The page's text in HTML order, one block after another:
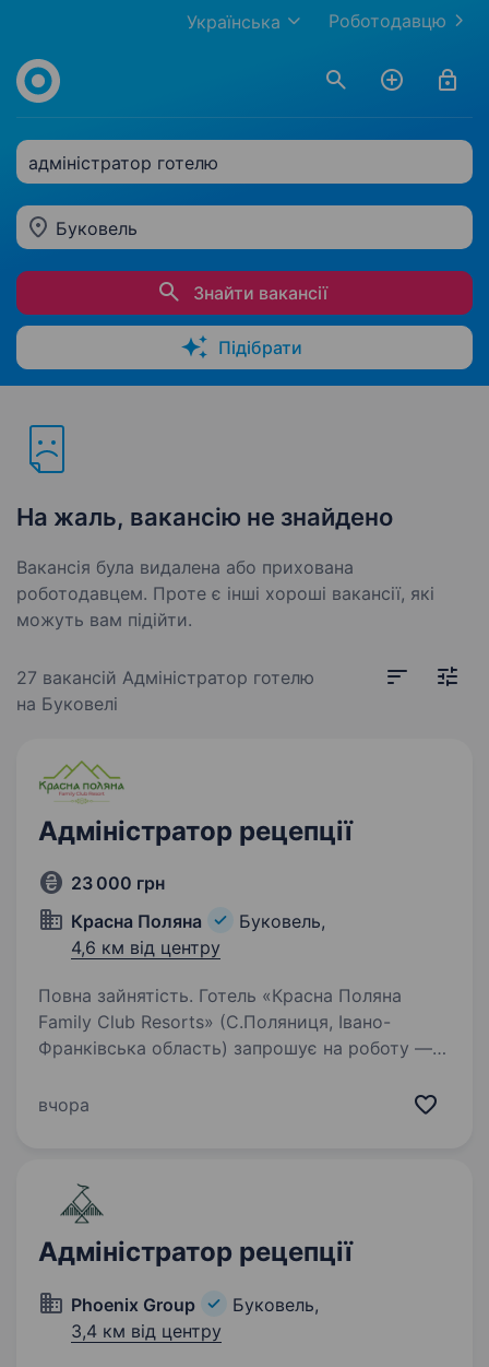
Роботодавцю
Українська
адміністратор готелю
Буковель
Знайти вакансії
Підібрати
На жаль, вакансію не знайдено
Вакансія була видалена або прихована
роботодавцем. Проте є інші хороші вакансії, які
можуть вам підійти.
27 вакансій Адміністратор готелю
на Буковелі
Адміністратор рецепції
23 000 грн
Красна Поляна
Буковель,
4,6 км від центру
Повна зайнятість. Готель «Красна Поляна
Family Club Resorts» (С.Поляниця, Івано-
Франківська область) запрошує на роботу —
працювати з людьми; Бажання навчатись
вчора
Адміністратор рецепції
Phoenix Group
Буковель,
3,4 км від центру